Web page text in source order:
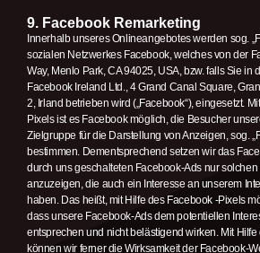
9. Facebook Remarketing
Innerhalb unseres Onlineangebotes werden sog.
sozialen Netzwerkes Facebook, welches von der
Way, Menlo Park, CA 94025, USA, bzw. falls Sie in
Facebook Ireland Ltd., 4 Grand Canal Square,
2, Irland betrieben wird („Facebook“), eingesetzt.
Pixels ist es Facebook möglich, die Besucher
Zielgruppe für die Darstellung von Anzeigen, sog.
bestimmen. Dementsprechend setzen wir das
durch uns geschalteten Facebook-Ads nur
anzuzeigen, die auch ein Interesse an unserem
haben. Das heißt, mit Hilfe des Facebook -Pixels
dass unsere Facebook-Ads dem potentiellen
entsprechen und nicht belästigend wirken. Mit
können wir ferner die Wirksamkeit der Facebook-